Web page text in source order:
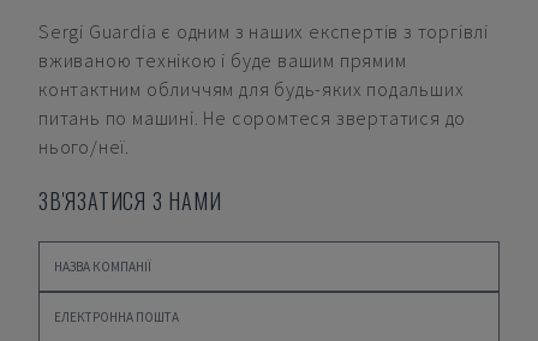
Sergi Guardia є одним з наших експертів з торгівлі
вживаною технікою і буде вашим прямим
контактним обличчям для будь-яких подальших
питань по машині. Не соромтеся звертатися до
нього/неї.
ЗВ'ЯЗАТИСЯ З НАМИ